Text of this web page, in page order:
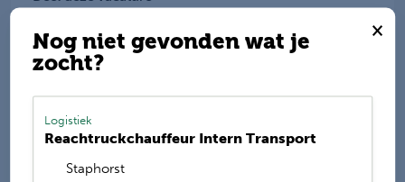
×
Nog niet gevonden wat je
zocht?
Logistiek
Reachtruckchauffeur Intern Transport
Staphorst
E-mail mij de nieuwste vacatures
Name